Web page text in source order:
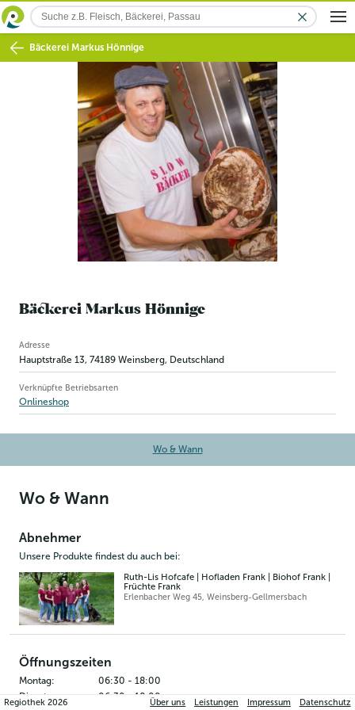
Bäckerei Markus Hönnige
Bäckerei Markus Hönnige
Betriebsinformation
Adresse
Hauptstraße 13, 74189 Weinsberg, Deutschland
Verknüpfte Betriebsarten
Onlineshop
Wo & Wann
Wo & Wann
Abnehmer
Unsere Produkte findest du auch bei:
Ruth-Lis Hofcafe | Hofladen Frank | Biohof Frank |
Früchte Frank
Erlenbacher Weg 45, Weinsberg-Gellmersbach
Öffnungszeiten
Montag: 06:30 - 18:00
Dienstag
06:30
18:00
Regiothek2026 Über uns Leistungen Impressum Datenschutz